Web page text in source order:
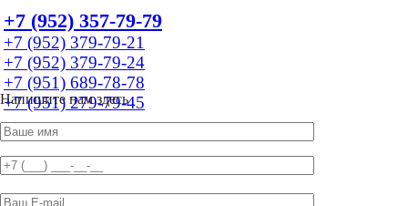
+7 (952) 357-79-79
+7 (952) 379-79-21
+7 (952) 379-79-24
+7 (951) 689-78-78
+7 (951) 279-79-45
Напишите нам здесь